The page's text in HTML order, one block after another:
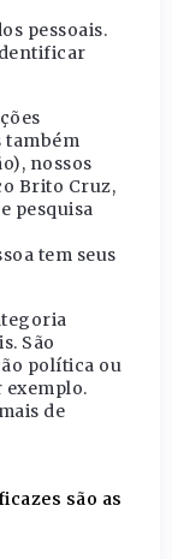
pessoais.
também
nossos
Brito Cruz,
pesquisa
tem seus
São
política ou
exemplo.
de
são as